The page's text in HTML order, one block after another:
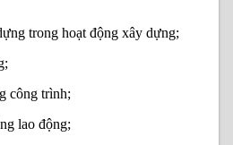
trong hoạt động xây dựng;
công trình;
lao động;